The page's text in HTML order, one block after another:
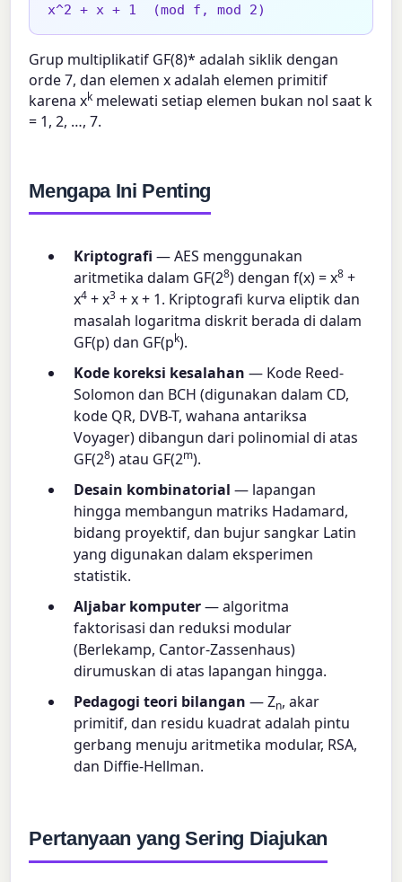
x^2 + x + 1  (mod f, mod 2)
Grup multiplikatif GF(8)* adalah siklik dengan
orde 7, dan elemen x adalah elemen primitif
karena xk melewati setiap elemen bukan nol saat k
= 1, 2, …, 7.
Mengapa Ini Penting
Kriptografi — AES menggunakan
aritmetika dalam GF(28) dengan f(x) = x8 +
x4 + x3 + x + 1. Kriptografi kurva eliptik dan
masalah logaritma diskrit berada di dalam
GF(p) dan GF(pk).
Kode koreksi kesalahan — Kode Reed-
Solomon dan BCH (digunakan dalam CD,
kode QR, DVB-T, wahana antariksa
Voyager) dibangun dari polinomial di atas
GF(28) atau GF(2m).
Desain kombinatorial — lapangan
hingga membangun matriks Hadamard,
bidang proyektif, dan bujur sangkar Latin
yang digunakan dalam eksperimen
statistik.
Aljabar komputer— algoritma
faktorisasi dan reduksi modular
(Berlekamp, Cantor-Zassenhaus)
dirumuskan di atas lapangan hingga.
Pedagogi teori bilangan — Zn, akar
primitif, dan residu kuadrat adalah pintu
gerbang menuju aritmetika modular, RSA,
dan Diffie-Hellman.
Pertanyaan yang Sering Diajukan